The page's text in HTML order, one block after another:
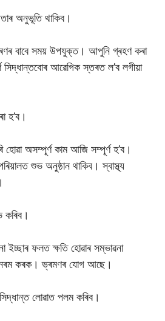
অনুভূতি থাকিব।
বাবে সময় উপযুক্ত। আপুনি গ্ৰহণ কৰা
আৱেগিক স্তৰত ল’ব লগীয়া
হ’ব।
হোৱা অসম্পূৰ্ণ কাম আজি সম্পূৰ্ণ হ’ব।
শুভ অনুষ্ঠান থাকিব। স্বাস্থ্য
ফলত ক্ষতি হোৱাৰ সম্ভাৱনা
কৰক। ভ্ৰমণৰ যোগ আছে।
লোৱাত পলম কৰিব।